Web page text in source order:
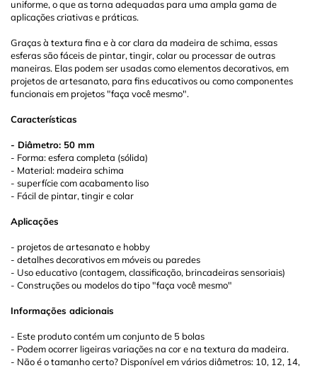
uniforme, o que as torna adequadas para uma ampla gama de
aplicações criativas e práticas.
Graças à textura fina e à cor clara da madeira de schima, essas
esferas são fáceis de pintar, tingir, colar ou processar de outras
maneiras. Elas podem ser usadas como elementos decorativos, em
projetos de artesanato, para fins educativos ou como componentes
funcionais em projetos "faça você mesmo".
Características
- Diâmetro: 50 mm
- Forma: esfera completa (sólida)
- Material: madeira schima
- superfície com acabamento liso
- Fácil de pintar, tingir e colar
Aplicações
- projetos de artesanato e hobby
- detalhes decorativos em móveis ou paredes
- Uso educativo (contagem, classificação, brincadeiras sensoriais)
- Construções ou modelos do tipo "faça você mesmo"
Informações adicionais
- Este produto contém um conjunto de 5 bolas
- Podem ocorrer ligeiras variações na cor e na textura da madeira.
- Não é o tamanho certo? Disponível em vários diâmetros: 10, 12, 14,